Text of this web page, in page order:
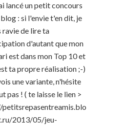
lancé un petit concours
: si l'envie t'en dit, je
ravie de lire ta
d'autant que mon
est dans mon Top 10 et
ta propre réalisation ;-)
une variante, n'hésite
pas ! ( te laisse le lien >
2013/05/jeu-